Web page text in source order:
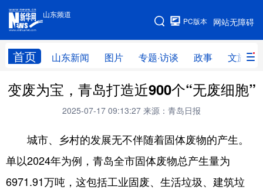
山东频道
网站无障碍
PC版本
首页 山东新闻 图片 专题·访谈 政事 文旅
手机版
网站地图
学习进行时 高层 时政 人事
财经 网评
台湾 思客智库 全球连线 教育
科技 科普 体育 文化
健康 军事 访谈 视频
变废为宝，青岛打造近900个“无废细胞”
2025-07-17 09:13:27 来源：青岛日报
城市、乡村的发展无不伴随着固体废物的产生。
单以2024年为例，青岛全市固体废物总产生量为
6971.91万吨，这包括工业固废、生活垃圾、建筑垃